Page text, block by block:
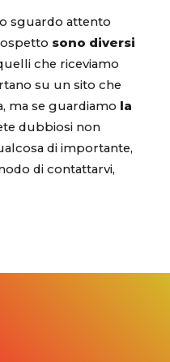
sguardo attento
sono diversi
che riceviamo
su un sito che
ma se guardiamo la
dubbiosi non
di importante,
di contattarvi,